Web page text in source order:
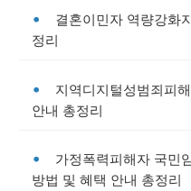
결혼이민자 역량강화
정리
지역디지털성범죄피
안내 총정리
가정폭력피해자 국민
방법 및 혜택 안내 총정리